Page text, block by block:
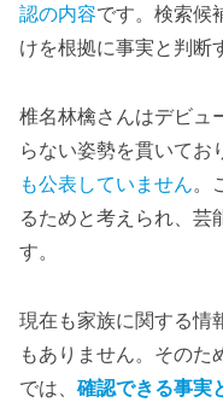
認の内容です。検索候
けを根拠に事実と判断
椎名林檎さんはデビュ
らない姿勢を貫いてお
も公表していません。
るためと考えられ、芸
す。
現在も家族に関する情
もありません。そのた
では、 確認できる事実